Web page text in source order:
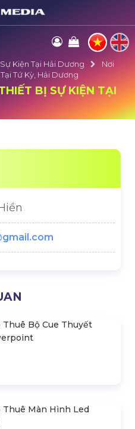
Kiện Tại Hải Dương
Nơi
Tứ Kỳ, Hải Dương
BỊ SỰ KIỆN TẠI
Thuê Bộ Cue Thuyết
Thuê Màn Hình Led